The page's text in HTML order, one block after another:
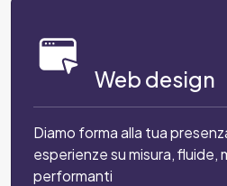
Web design
Diamo forma alla tua
esperienze su misura, fluide,
performanti